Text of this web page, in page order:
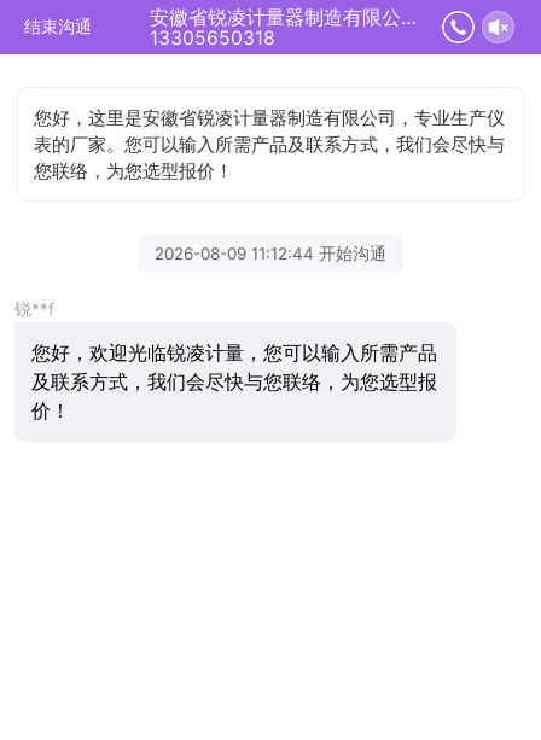
结束沟通
安徽省锐凌计量器制造有限公司正在为您服务
13305650318
您好，这里是安徽省锐凌计量器制造有限公司，专业生产仪
表的厂家。您可以输入所需产品及联系方式，我们会尽快与
您联络，为您选型报价！
2026-08-09 11:12:44 开始沟通
锐**f
您好，欢迎光临锐凌计量，您可以输入所需产品
及联系方式，我们会尽快与您联络，为您选型报
价！